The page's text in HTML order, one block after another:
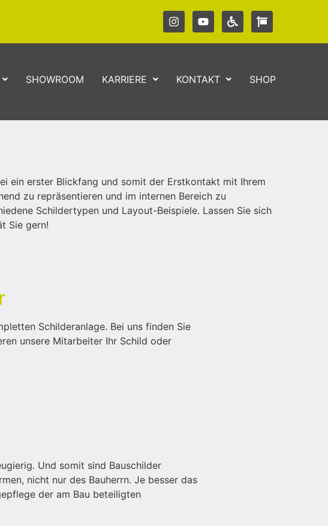
SHOWROOM KARRIERE KONTAKT SHOP
ein erster Blickfang und somit der Erstkontakt mit Ihrem
zu repräsentieren und im internen Bereich zu
Schildertypen und Layout-Beispiele. Lassen Sie sich
Sie gern!
Schilderanlage. Bei uns finden Sie
unsere Mitarbeiter Ihr Schild oder
Und somit sind Bauschilder
nicht nur des Bauherrn. Je besser das
der am Bau beteiligten